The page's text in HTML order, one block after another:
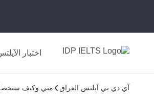
اختبار
آي دي بي آيلتس العراق متي وكيف ستحصل